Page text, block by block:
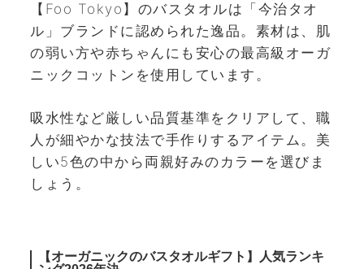
【Foo Tokyo】のバスタオルは「今治タオ
ル」ブランドに認められた逸品。素材は、肌
の弱い方や赤ちゃんにも安心の最高級オーガ
ニックコットンを使用しています。
吸水性など厳しい品質基準をクリアして、職
人が細やかな技法で手作りするアイテム。美
しい5色の中から両親好みのカラーを選びま
しょう。